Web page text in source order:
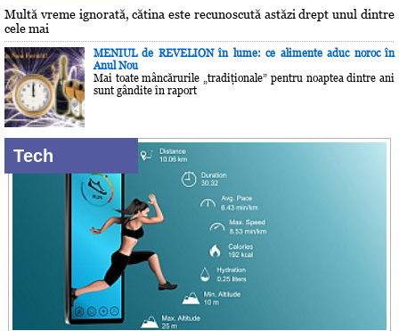
Multă vreme ignorată, cătina este recunoscută astăzi drept unul dintre
cele mai
MENIUL de REVELION în lume: ce alimente aduc noroc în
Anul Nou
Mai toate mâncărurile „tradiţionale” pentru noaptea dintre ani
sunt gândite în raport
Tech